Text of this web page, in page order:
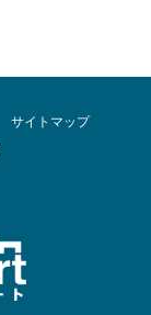
サイトマップ